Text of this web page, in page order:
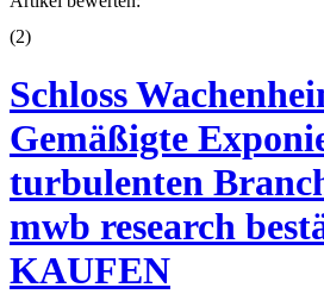
(2)
Schloss
Gemäßigte
turbulenten
mwb research
KAUFEN